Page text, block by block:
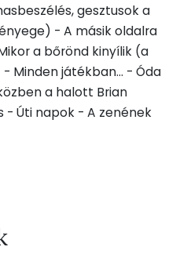
gesztusok a
- A másik oldalra
a bőrönd kinyílik (a
Minden játékban... - Óda
a halott Brian
- Úti napok - A zenének